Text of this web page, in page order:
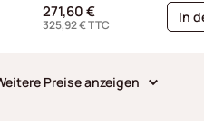
271,60€
325,92€TTC In
Preise anzeigen